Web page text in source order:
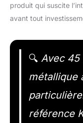
produit qui suscite
avant tout
🔍 Avec 45
métallique
référence